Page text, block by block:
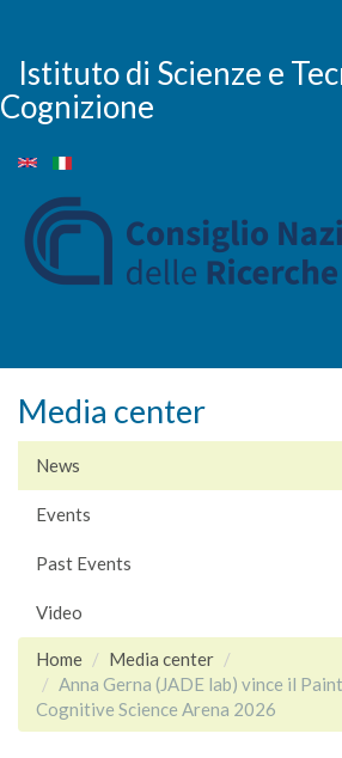
main
content
Istituto di Scienze e
Cognizione
Media center
News
Events
Past Events
Video
Home
Media center
Anna Gerna (JADE lab) vince il
Cognitive Science Arena 2026